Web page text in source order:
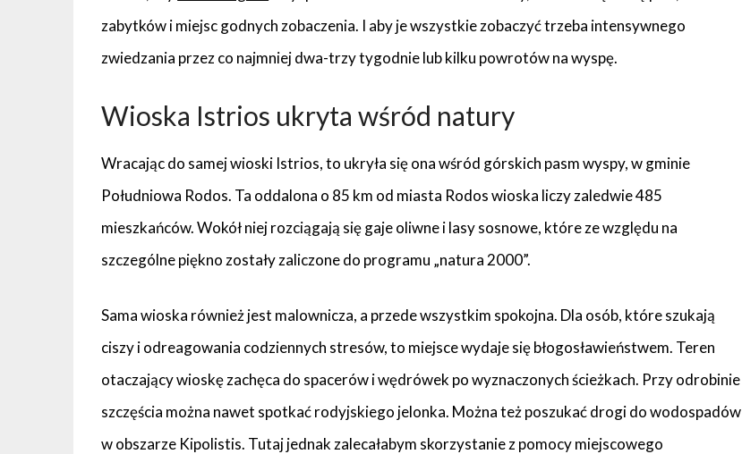
zabytków i miejsc godnych zobaczenia. I aby je wszystkie zobaczyć trzeba intensywnego
zwiedzania przez co najmniej dwa-trzy tygodnie lub kilku powrotów na wyspę.
Wioska Istrios ukryta wśród natury
Wracając do samej wioski Istrios, to ukryła się ona wśród górskich pasm wyspy, w gminie
Południowa Rodos. Ta oddalona o 85 km od miasta Rodos wioska liczy zaledwie 485
mieszkańców. Wokół niej rozciągają się gaje oliwne i lasy sosnowe, które ze względu na
szczególne piękno zostały zaliczone do programu „natura 2000”.
Sama wioska również jest malownicza, a przede wszystkim spokojna. Dla osób, które szukają
ciszy i odreagowania codziennych stresów, to miejsce wydaje się błogosławieństwem. Teren
otaczający wioskę zachęca do spacerów i wędrówek po wyznaczonych ścieżkach. Przy odrobinie
szczęścia można nawet spotkać rodyjskiego jelonka. Można też poszukać drogi do wodospadów
w obszarze Kipolistis. Tutaj jednak zalecałabym skorzystanie z pomocy miejscowego